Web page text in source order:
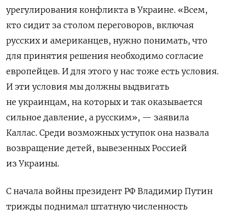
урегулирования конфликта в Украине. «Всем,
кто сидит за столом переговоров, включая
русских и американцев, нужно понимать, что
для принятия решения необходимо согласие
европейцев. И для этого у нас тоже есть условия.
И эти условия мы должны выдвигать
не украинцам, на которых и так оказывается
сильное давление, а русским», — заявила
Каллас. Среди возможных уступок она назвала
возвращение детей, вывезенных Россией
из Украины.
С начала войны президент РФ Владимир Путин
трижды поднимал штатную численность